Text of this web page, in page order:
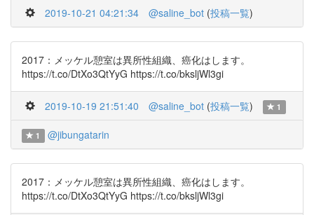
2019-10-21 04:21:34 @saline_bot (投稿一覧)
2017：メッケル憩室は異所性組織、癌化はします。
https://t.co/DtXo3QtYyG https://t.co/bksljWl3gi
2019-10-19 21:51:40 @saline_bot (投稿一覧) 1
1 @jibungatarin
2017：メッケル憩室は異所性組織、癌化はします。
https://t.co/DtXo3QtYyG https://t.co/bksljWl3gi